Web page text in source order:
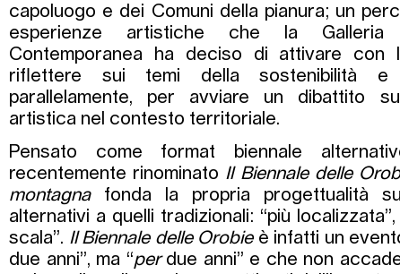
capoluogo e dei Comuni della pianura; un
esperienze artistiche che la Galleria
Contemporanea ha deciso di attivare con
riflettere sui temi della sostenibilità e
parallelamente, per avviare un dibattito
artistica nel contesto territoriale.
Pensato come format biennale
recentemente rinominato Il Biennale delle
montagnafonda la propria progettualità
alternativi a quelli tradizionali: “più
scala”. Il Biennale delle Orobieè infatti un
due anni”, ma “perdue anni” e che non